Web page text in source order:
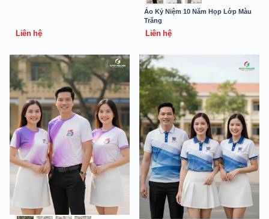
Liên hệ
Áo Kỷ Niệm 10 Năm Họp Lớp Màu
Trắng
Liên hệ